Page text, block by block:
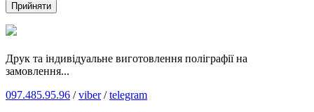
Прийняти
Друк та індивідуальне виготовлення поліграфії на
замовлення...
097.485.95.96 /viber/telegram